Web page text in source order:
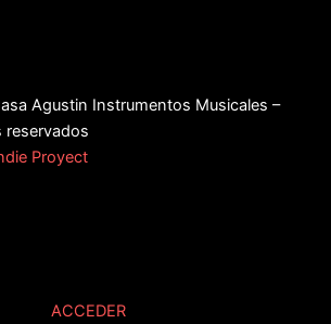
Agustin Instrumentos Musicales –
reservados
Proyect
ACCEDER